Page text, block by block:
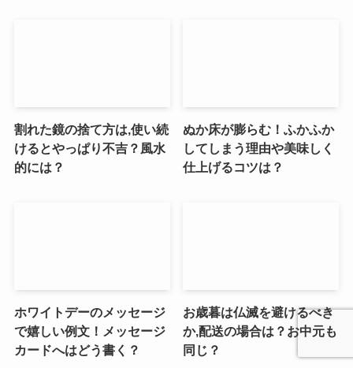
割れた鏡の捨て方は,使い続
けるとやっぱり不吉？風水
的には？
ぬか床が膨らむ！ふかふか
してしまう理由や美味しく
仕上げるコツは？
ホワイトデーのメッセージ
で嬉しい例文！メッセージ
カードへはどう書く？
お歳暮は仏滅を避けるべき
か,配送の場合は？お中元も
同じ？